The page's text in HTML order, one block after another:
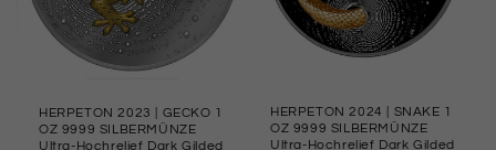
HERPETON 2023 | GECKO 1
OZ 9999 SILBERMÜNZE
Ultra-Hochrelief Dark Gilded
HERPETON 2024 | SNAKE 1
OZ 9999 SILBERMÜNZE
Ultra-Hochrelief Dark Gilded